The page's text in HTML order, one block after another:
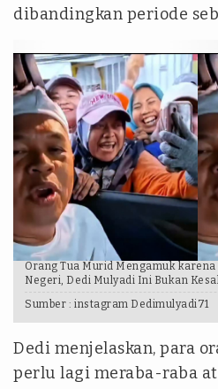
dibandingkan periode
Orang Tua Murid Mengamuk
Negeri, Dedi Mulyadi Ini Bukan
Sumber : instagram Dedimulyadi71
Dedi menjelaskan, para
perlu lagi meraba-raba